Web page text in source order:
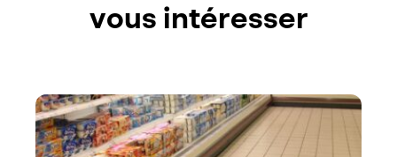
vous intéresser